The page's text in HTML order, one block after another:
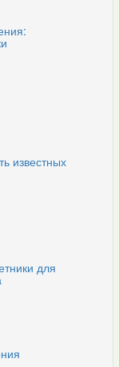
известных
для